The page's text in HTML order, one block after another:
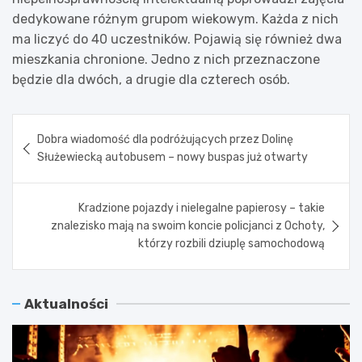
dedykowane różnym grupom wiekowym. Każda z nich
ma liczyć do 40 uczestników. Pojawią się również dwa
mieszkania chronione. Jedno z nich przeznaczone
będzie dla dwóch, a drugie dla czterech osób.
wpisu
Dobra wiadomość dla podróżujących przez Dolinę
Służewiecką autobusem – nowy buspas już otwarty
Kradzione pojazdy i nielegalne papierosy – takie
znalezisko mają na swoim koncie policjanci z Ochoty,
którzy rozbili dziuplę samochodową
Aktualności